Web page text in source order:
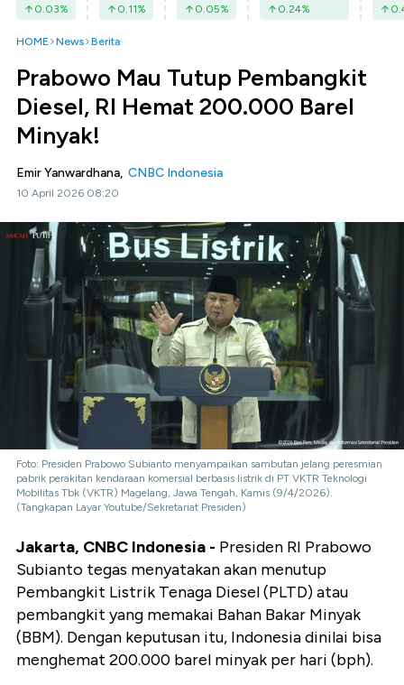
0.03% 0.11% 0.05% 0.24%
HOME News Berita
Prabowo Mau Tutup Pembangkit
Diesel, RI Hemat 200.000 Barel
Minyak!
Emir Yanwardhana, CNBC Indonesia
10 April 2026 08:20
Foto: Presiden Prabowo Subianto menyampaikan sambutan jelang peresmian
pabrik perakitan kendaraan komersial berbasis listrik di PT VKTR Teknologi
Mobilitas Tbk (VKTR) Magelang, Jawa Tengah, Kamis (9/4/2026).
(Tangkapan Layar Youtube/Sekretariat Presiden)
Jakarta, CNBC Indonesia - Presiden RI Prabowo
Subianto tegas menyatakan akan menutup
Pembangkit Listrik Tenaga Diesel (PLTD) atau
pembangkit yang memakai Bahan Bakar Minyak
(BBM). Dengan keputusan itu, Indonesia dinilai bisa
menghemat 200.000 barel minyak per hari (bph).